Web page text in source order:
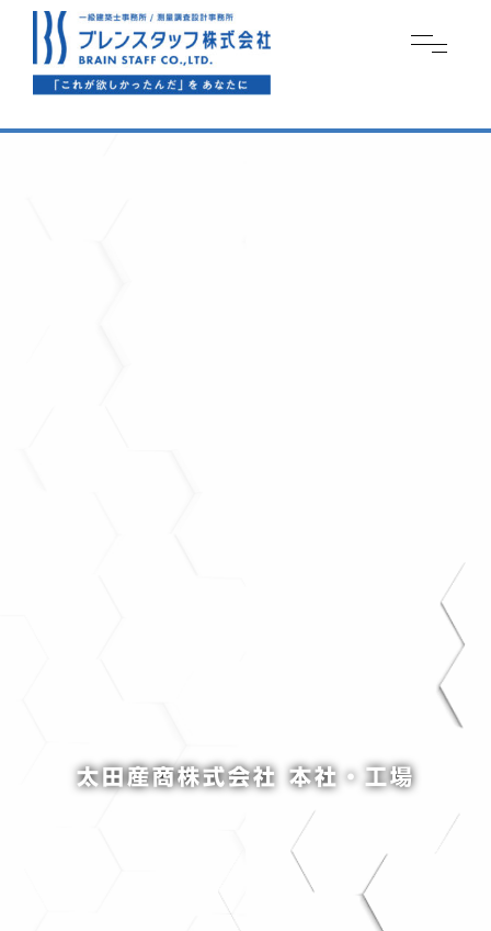
太田産商株式会社 本社・工場